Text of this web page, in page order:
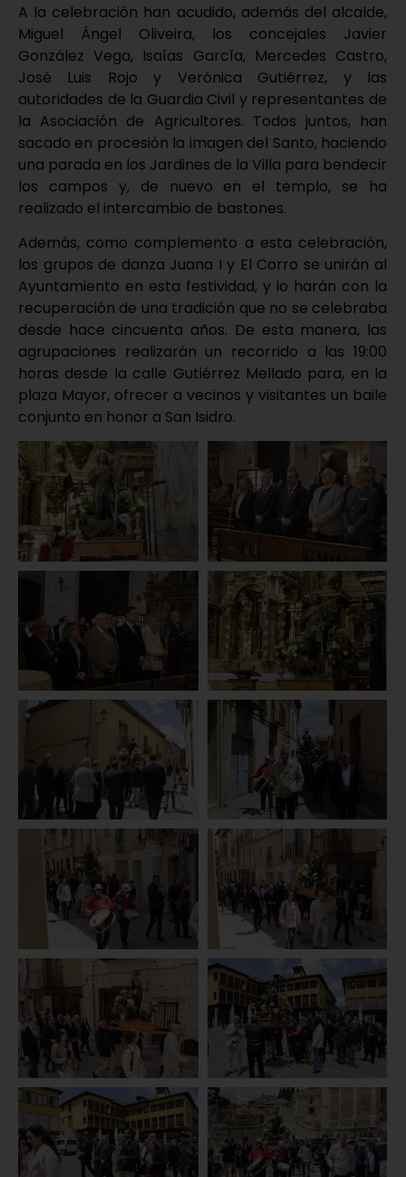
A la celebración han acudido, además del alcalde,
Miguel Ángel Oliveira, los concejales Javier
González Vega, Isaías García, Mercedes Castro,
José Luis Rojo y Verónica Gutiérrez, y las
autoridades de la Guardia Civil y representantes de
la Asociación de Agricultores. Todos juntos, han
sacado en procesión la imagen del Santo, haciendo
una parada en los Jardines de la Villa para bendecir
los campos y, de nuevo en el templo, se ha
realizado el intercambio de bastones.
Además, como complemento a esta celebración,
los grupos de danza Juana I y El Corro se unirán al
Ayuntamiento en esta festividad, y lo harán con la
recuperación de una tradición que no se celebraba
desde hace cincuenta años. De esta manera, las
agrupaciones realizarán un recorrido a las 19:00
horas desde la calle Gutiérrez Mellado para, en la
plaza Mayor, ofrecer a vecinos y visitantes un baile
conjunto en honor a San Isidro.